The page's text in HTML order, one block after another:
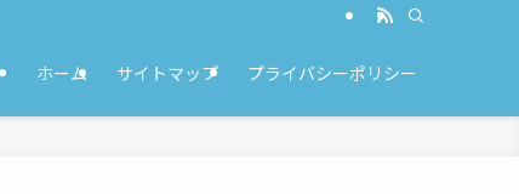
ホーム サイトマップ プライバシーポリシー